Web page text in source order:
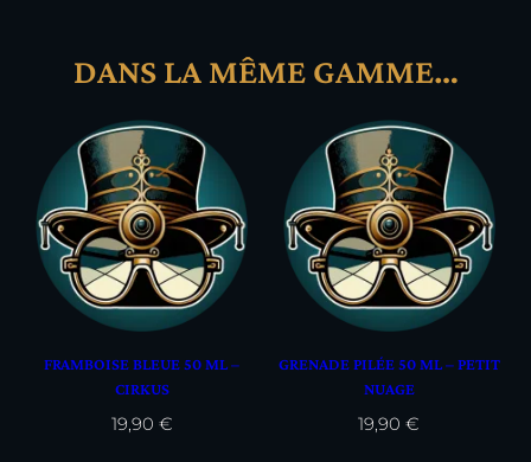
DANS LA MÊME GAMME…
FRAMBOISE BLEUE 50 ML –
CIRKUS
19,90 €
GRENADE PILÉE 50 ML – PETIT
NUAGE
19,90€